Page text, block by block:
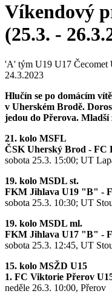
Víkendový
(25.3. -
'A' tým U19 U17 Čecomet
24.3.2023
Hlučín se po domácím
v Uherském Brodě.
jedou do Přerova.
21. kolo MSFL
ČSK Uherský Brod - FC
sobota 25.3. 15:00; UT
19. kolo MSDL st.
FKM Jihlava U19 "B" -
sobota 25.3. 10:30; UT
19. kolo MSDL ml.
FKM Jihlava U17 "B" -
sobota 25.3. 12:45, UT
15. kolo MSŽD U15
1. FC Viktorie Přerov
neděle 26.3. 10:00, Přerov